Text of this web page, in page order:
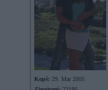
Kopš: 29. Mar 2005